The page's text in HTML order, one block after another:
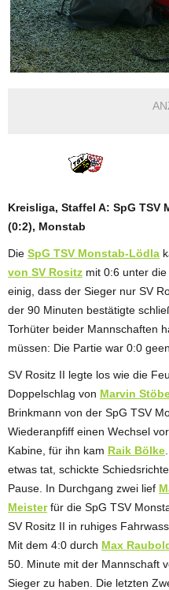
Kreisliga, Staffel A: SpG TSV
(0:2), Monstab
Die SpG TSV Monstab-Lödla
von SV Rositz mit 0:6 unter
einig, dass der Sieger nur SV
der 90 Minuten bestätigte
Torhüter beider Mannschaften
müssen: Die Partie war 0:0
SV Rositz II legte los wie die
Doppelschlag von Marvin
Brinkmann von der SpG TSV
Wiederanpfiff einen Wechsel
Kabine, für ihn kam Raik Bölke
etwas tat, schickte
Pause. In Durchgang zwei lief
Meisterfür die SpG TSV
SV Rositz II in ruhiges
Mit dem 4:0 durch Max
50. Minute mit der Mannschaft
Sieger zu haben. Die letzten